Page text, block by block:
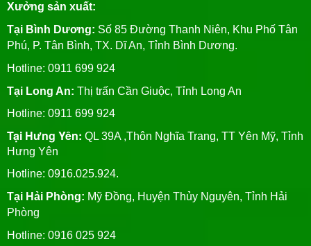
Xưởng sản xuất:
Tại Bình Dương: Số 85 Đường Thanh Niên, Khu Phố Tân
Phú, P. Tân Bình, TX. Dĩ An, Tỉnh Bình Dương.
Hotline: 0911 699 924
Tại Long An: Thị trấn Cần Giuộc, Tỉnh Long An
Hotline: 0911 699 924
Tại Hưng Yên: QL 39A ,Thôn Nghĩa Trang, TT Yên Mỹ, Tỉnh
Hưng Yên
Hotline: 0916.025.924.
Tại Hải Phòng: Mỹ Đồng, Huyện Thủy Nguyên, Tỉnh Hải
Phòng
Hotline: 0916 025 924